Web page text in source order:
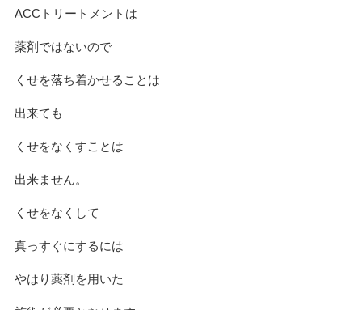
ACCトリートメントは
薬剤ではないので
くせを落ち着かせることは
出来ても
くせをなくすことは
出来ません。
くせをなくして
真っすぐにするには
やはり薬剤を用いた